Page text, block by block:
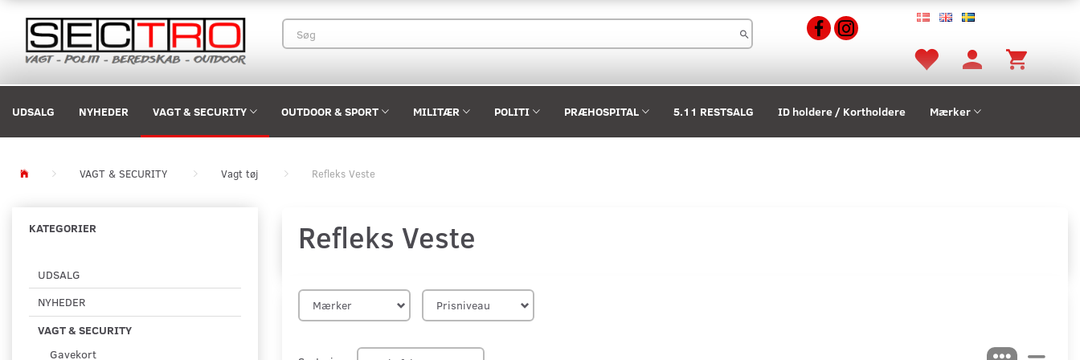
UDSALG NYHEDER VAGT & SECURITY OUTDOOR & SPORT MILITÆR POLITI PRÆHOSPITAL 5.11 RESTSALG ID holdere / Kortholdere Mærker
VAGT & SECURITY Vagt tøj Refleks Veste
KATEGORIER
UDSALG
NYHEDER
VAGT & SECURITY
Gavekort
Refleks Veste
Mærker Prisniveau